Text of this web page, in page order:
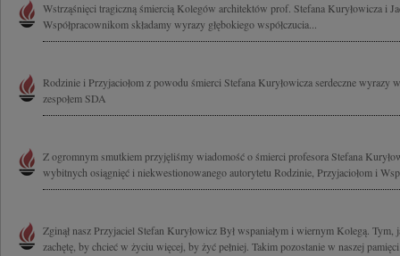
Wstrząśnięci tragiczną śmiercią Kolegów architektów prof. Stefana Kuryłowicza i
Współpracownikom składamy wyrazy głębokiego współczucia...
Rodzinie i Przyjaciołom z powodu śmierci Stefana Kuryłowicza serdeczne wyrazy
zespołem SDA
Z ogromnym smutkiem przyjęliśmy wiadomość o śmierci profesora Stefana
wybitnych osiągnięć i niekwestionowanego autorytetu Rodzinie, Przyjaciołom i
Zginął nasz Przyjaciel Stefan Kuryłowicz Był wspaniałym i wiernym Kolegą. Tym,
zachętę, by chcieć w życiu więcej, by żyć pełniej. Takim pozostanie w naszej